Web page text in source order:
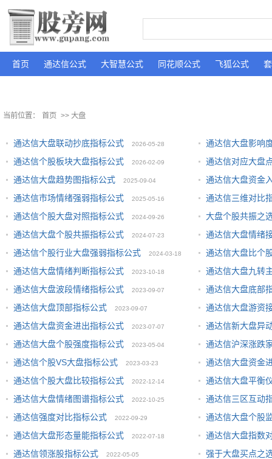
首页 通达信公式 大智慧公式 同花顺公式 飞狐公式
当前位置： 首页 >> 大盘
通达信大盘联动抄底指标公式 2026-05-28
通达信大盘影响
通达信个股板块大盘指标公式
2026-02-09
通达信对应大盘
通达信大盘趋势图指标公式
2025-09-04
通达信大盘资金
通达信市场情绪强弱指标公式
2025-05-16
通达信三维对比
通达信个股大盘对照指标公式
2024-09-26
大盘个股共振之
通达信大盘个股共振指标公式
2024-07-23
通达信大盘情绪
通达信个股行业大盘强弱指标公式
2024-03-18
通达信大盘比个
通达信大盘情绪判断指标公式
2023-10-18
通达信大盘九转
通达信大盘波段情绪指标公式
2023-09-07
通达信大盘底部
通达信大盘顶部指标公式
2023-09-07
通达信大盘游资
通达信大盘资金进出指标公式
2023-07-07
通达信新大盘异
通达信大盘个股强度指标公式
2023-05-04
通达信沪深涨跌
通达信个股VS大盘指标公式
2023-03-23
通达信大盘资金
通达信个股大盘比较指标公式
2022-12-14
通达信大盘平衡
通达信大盘情绪图谱指标公式
2022-10-25
通达信三区互动
通达信强度对比指标公式
2022-09-29
通达信大盘个股
通达信大盘形态量能指标公式
2022-07-18
通达信大盘指数
通达信领涨股指标公式
2022-05-05
强于大盘买点之